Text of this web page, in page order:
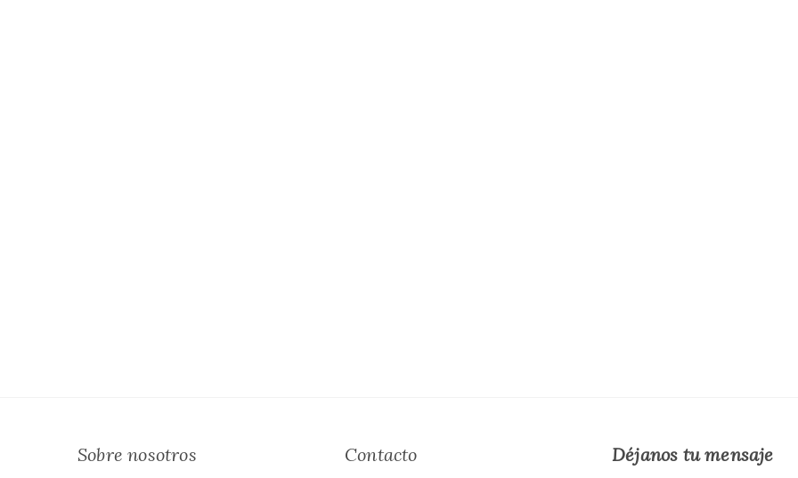
Sobre nosotros Contacto Déjanos tu mensaje